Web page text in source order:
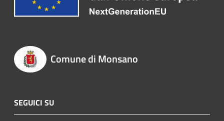
Comune di Monsano
SEGUICI SU